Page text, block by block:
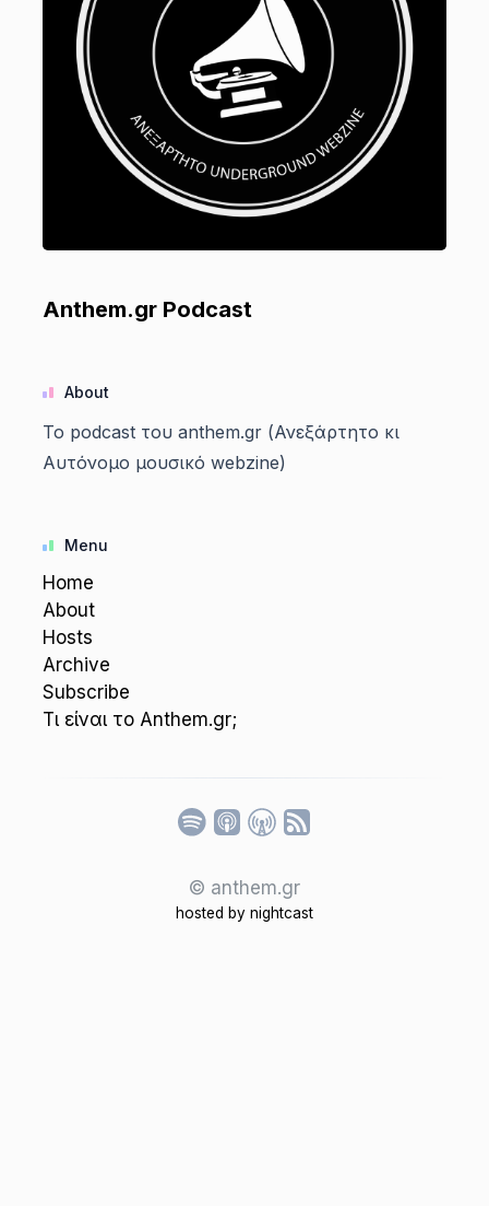
Anthem.gr Podcast
About
Το podcast του anthem.gr (Ανεξάρτητο κι
Αυτόνομο μουσικό webzine)
Menu
Home
About
Hosts
Archive
Subscribe
Τι είναι το Anthem.gr;
© anthem.gr
hosted by nightcast